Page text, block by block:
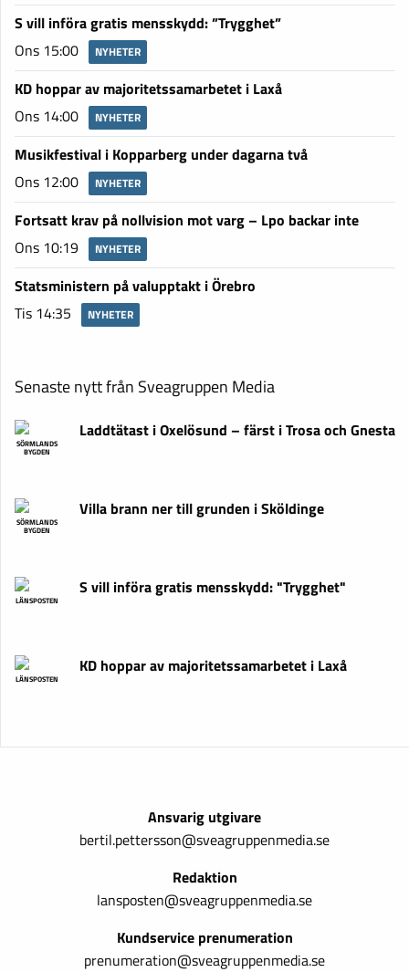
S vill införa gratis mensskydd: ”Trygghet”
Ons 15:00
NYHETER
KD hoppar av majoritetssamarbetet i Laxå
Ons 14:00
NYHETER
Musikfestival i Kopparberg under dagarna två
Ons 12:00
NYHETER
Fortsatt krav på nollvision mot varg – Lpo backar inte
Ons 10:19
NYHETER
Statsministern på valupptakt i Örebro
Tis 14:35
NYHETER
Senaste nytt från Sveagruppen Media
SÖRMLANDS
BYGDEN
Laddtätast i Oxelösund – färst i Trosa och Gnesta
SÖRMLANDS
BYGDEN
Villa brann ner till grunden i Sköldinge
LÄNSPOSTEN
S vill införa gratis mensskydd: "Trygghet"
LÄNSPOSTEN
KD hoppar av majoritetssamarbetet i Laxå
Ansvarig utgivare
bertil.pettersson@sveagruppenmedia.se
Redaktion
lansposten@sveagruppenmedia.se
Kundservice prenumeration
prenumeration@sveagruppenmedia.se